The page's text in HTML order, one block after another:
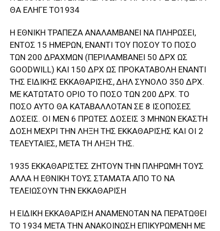
ΘΑ ΕΛΗΓΕ TO1934
Η ΕΘΝΙΚΗ ΤΡΑΠΕΖΑ ΑΝΑΛΑΜΒΑΝΕΙ ΝΑ ΠΛΗΡΩΣΕΙ,
ΕΝΤΟΣ 15 ΗΜΕΡΩΝ, ΕΝΑΝΤΙ ΤΟΥ ΠΟΣΟΥ ΤΟ ΠΟΣΟ
ΤΩΝ 200 ΔΡΑΧΜΩΝ (ΠΕΡΙΛΑΜΒΑΝΕΙ 50 ΔΡΧ ΩΣ
GOODWILL) ΚΑΙ 150 ΔΡΧ ΩΣ ΠΡΟΚΑΤΑΒΟΛΗ ΕΝΑΝΤΙ
ΤΗΣ ΕΙΔΙΚΗΣ ΕΚΚΑΘΑΡΙΣΗΣ, ΔΗΛ ΣΥΝΟΛΟ 350 ΔΡΧ.
ΜΕ ΚΑΤΩΤΑΤΟ ΟΡΙΟ ΤΟ ΠΟΣΟ ΤΩΝ 200 ΔΡΧ. ΤΟ
ΠΟΣΟ ΑΥΤΟ ΘΑ ΚΑΤΑΒΑΛΛΟΤΑΝ ΣΕ 8 ΙΣΟΠΟΣΕΣ
ΔΟΣΕΙΣ. ΟΙ ΜΕΝ 6 ΠΡΩΤΕΣ ΔΟΣΕΙΣ 3 ΜΗΝΩΝ ΕΚΑΣΤΗ
ΔΟΣΗ ΜΕΧΡΙ ΤΗΝ ΛΗΞΗ ΤΗΣ ΕΚΚΑΘΑΡΙΣΗΣ ΚΑΙ ΟΙ 2
ΤΕΛΕΥΤΑΙΕΣ, ΜΕΤΑ ΤΗ ΛΗΞΗ ΤΗΣ.
1935 ΕΚΚΑΘΑΡΙΣΤΕΣ ΖΗΤΟΥΝ ΤΗΝ ΠΛΗΡΩΜΗ ΤΟΥΣ
ΑΛΛΑ Η ΕΘΝΙΚΗ ΤΟΥΣ ΣΤΑΜΑΤΑ ΑΠΟ ΤΟ ΝΑ
ΤΕΛΕΙΩΣΟΥΝ ΤΗΝ ΕΚΚΑΘΑΡΙΣΗ
Η ΕΙΔΙΚΗ ΕΚΚΑΘΑΡΙΣΗ ΑΝΑΜΕΝΟΤΑΝ ΝΑ ΠΕΡΑΤΩΘΕΙ
ΤΟ 1934 ΜΕΤΑ ΤΗΝ ΑΝΑΚΟΙΝΩΣΗ ΕΠΙΚΥΡΩΜΕΝΗ ΜΕ